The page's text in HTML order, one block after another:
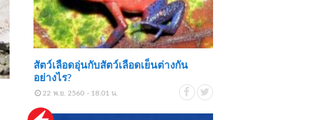
สัตว์เลือดอุ่นกับสัตว์เลือดเย็นต่างกัน
อย่างไร?
22 พ.ย. 2560 - 18.01 น.